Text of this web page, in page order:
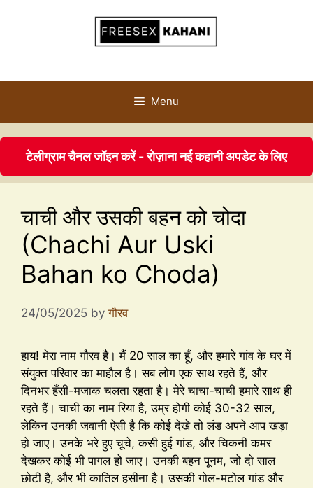
Menu
टेलीग्राम चैनल जॉइन करें - रोज़ाना नई कहानी अपडेट के लिए
चाची और उसकी बहन को चोदा
(Chachi Aur Uski
Bahan ko Choda)
24/05/2025 byगौरव
हाय! मेरा नाम गौरव है। मैं 20 साल का हूँ, और हमारे गांव के घर में
संयुक्त परिवार का माहौल है। सब लोग एक साथ रहते हैं, और
दिनभर हँसी-मजाक चलता रहता है। मेरे चाचा-चाची हमारे साथ ही
रहते हैं। चाची का नाम रिया है, उम्र होगी कोई 30-32 साल,
लेकिन उनकी जवानी ऐसी है कि कोई देखे तो लंड अपने आप खड़ा
हो जाए। उनके भरे हुए चूचे, कसी हुई गांड, और चिकनी कमर
देखकर कोई भी पागल हो जाए। उनकी बहन पूनम, जो दो साल
छोटी है, और भी कातिल हसीना है। उसकी गोल-मटोल गांड और